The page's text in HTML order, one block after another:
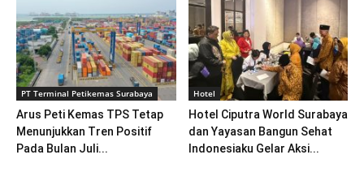
PT Terminal Petikemas Surabaya
Arus Peti Kemas TPS Tetap
Menunjukkan Tren Positif
Pada Bulan Juli...
Hotel
Hotel Ciputra World Surabaya
dan Yayasan Bangun Sehat
Indonesiaku Gelar Aksi...